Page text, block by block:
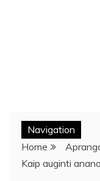
Navigation
Home
Kaip auginti